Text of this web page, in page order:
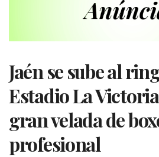
Jaén se sube al
Estadio La
gran velada de
profesional